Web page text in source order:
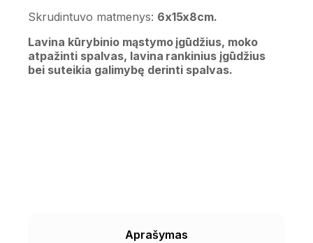
Skrudintuvo matmenys: 6x15x8cm.
Lavina kūrybinio mąstymo įgūdžius, moko
atpažinti spalvas, lavina rankinius įgūdžius
bei suteikia galimybę derinti spalvas.
Aprašymas